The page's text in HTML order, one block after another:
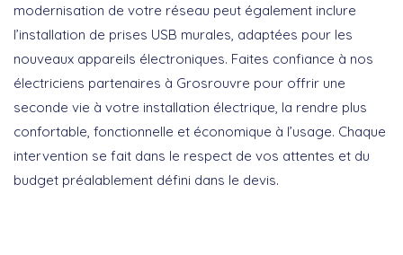
modernisation de votre réseau peut également inclure
l’installation de prises USB murales, adaptées pour les
nouveaux appareils électroniques. Faites confiance à nos
électriciens partenaires à Grosrouvre pour offrir une
seconde vie à votre installation électrique, la rendre plus
confortable, fonctionnelle et économique à l’usage. Chaque
intervention se fait dans le respect de vos attentes et du
budget préalablement défini dans le devis.